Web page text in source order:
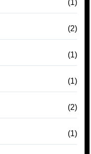
(1)
(2)
(1)
(1)
(2)
(1)